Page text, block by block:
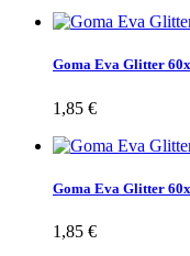
Goma Eva Glitter
1,85 €
Goma Eva Glitter
1,85 €